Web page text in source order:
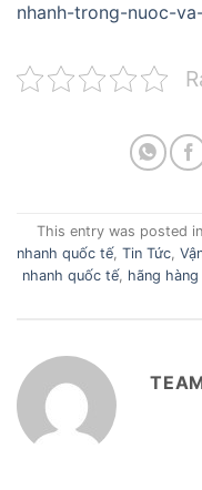
nhanh-trong-nuoc-
This entry was posted in
nhanh quốc tế, Tin Tức,
nhanh quốc tế, hãng